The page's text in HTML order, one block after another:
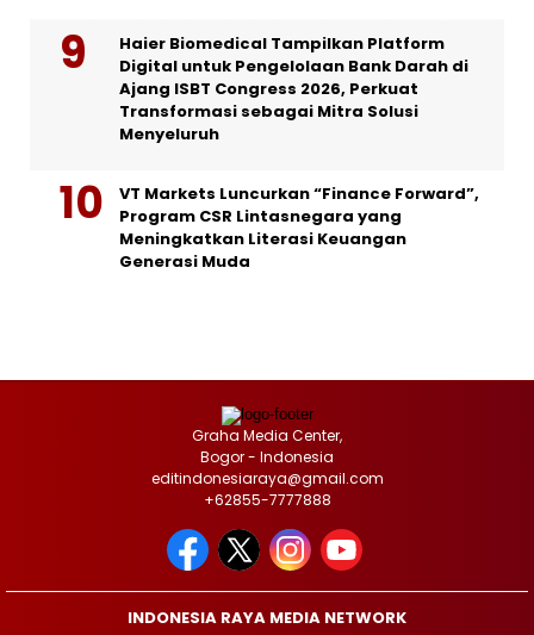
Haier Biomedical Tampilkan Platform
Digital untuk Pengelolaan Bank Darah di
Ajang ISBT Congress 2026, Perkuat
Transformasi sebagai Mitra Solusi
Menyeluruh
VT Markets Luncurkan “Finance Forward”,
Program CSR Lintasnegara yang
Meningkatkan Literasi Keuangan
Generasi Muda
Graha Media Center,
Bogor - Indonesia
editindonesiaraya@gmail.com
+62855-7777888
INDONESIA RAYA MEDIA NETWORK